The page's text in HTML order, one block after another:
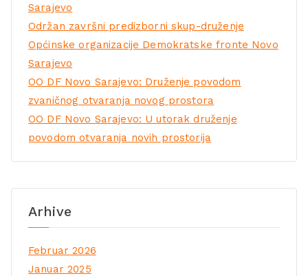
Sarajevo
Održan završni predizborni skup-druženje
Općinske organizacije Demokratske fronte Novo
Sarajevo
OO DF Novo Sarajevo: Druženje povodom
zvaničnog otvaranja novog prostora
OO DF Novo Sarajevo: U utorak druženje
povodom otvaranja novih prostorija
Arhive
Februar 2026
Januar 2025